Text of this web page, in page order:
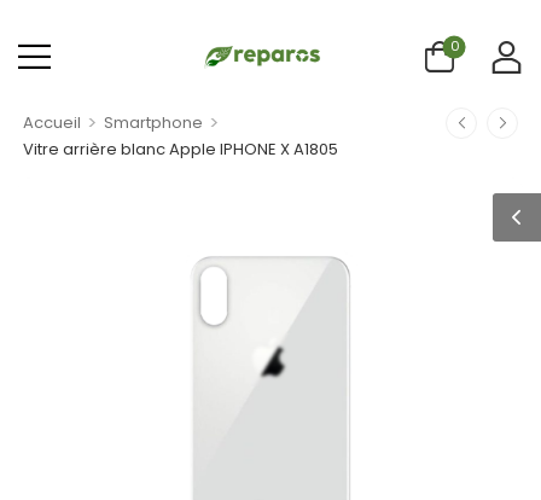
0
Accueil > Smartphone >
Vitre arrière blanc Apple IPHONE X A1805